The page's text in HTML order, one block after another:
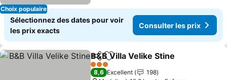
Choix populaire
Sélectionnez des dates pour voir
les prix exacts
Consulter les prix
PartagerAjouter à mes favoris
B&B Villa Velike Stine
3 Étoiles
8,6 Excellent
198